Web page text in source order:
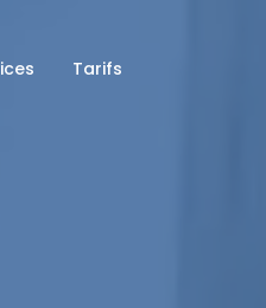
Tarifs